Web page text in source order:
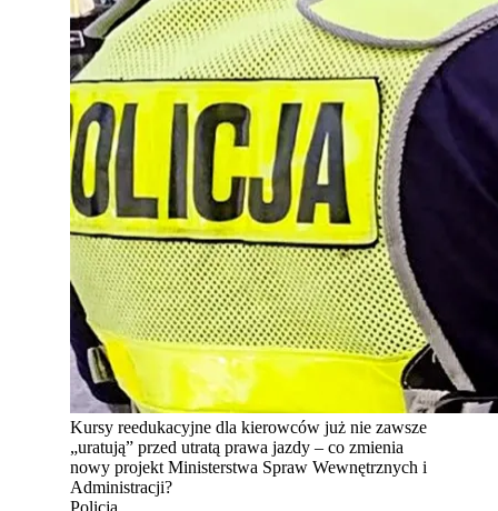
Kursy reedukacyjne dla kierowców już nie zawsze
„uratują” przed utratą prawa jazdy – co zmienia
nowy projekt Ministerstwa Spraw Wewnętrznych i
Administracji?
Policja